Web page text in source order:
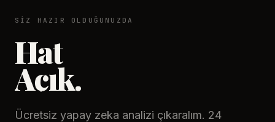
SIZ HAZIR OLDUĞUNUZDA
Hat
Açık.
Ücretsiz yapay zeka analizi çıkaralım. 24